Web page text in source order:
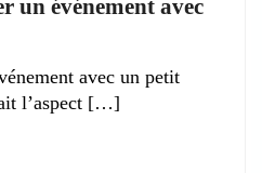
un événement avec
avec un petit
l’aspect